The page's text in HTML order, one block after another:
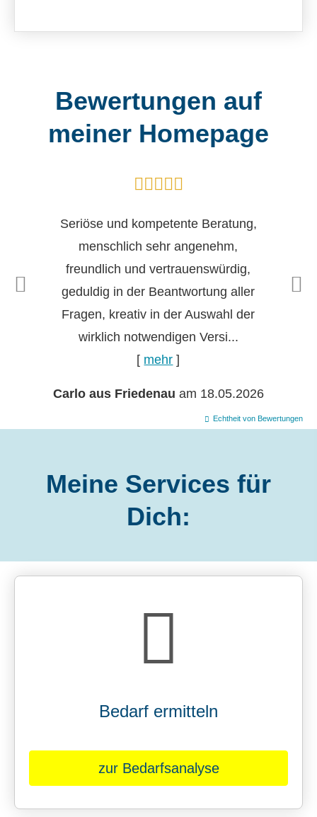
Bewertungen auf
meiner Homepage
Seriöse und kompetente Beratung,
menschlich sehr angenehm,
freundlich und vertrauenswürdig,
geduldig in der Beantwortung aller
Fragen, kreativ in der Auswahl der
wirklich notwendigen Versi...
[ mehr ]
Carlo aus Friedenau am 18.05.2026
Echtheit von Bewertungen
Meine Services für
Dich:
Bedarf ermitteln
zur Bedarfsanalyse